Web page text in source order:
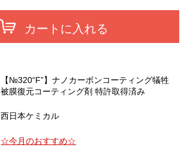
カートに入れる
【№320“F”】ナノカーボンコーティング犠牲
被膜復元コーティング剤 特許取得済み
西日本ケミカル
☆今月のおすすめ☆